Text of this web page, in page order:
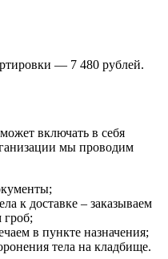
— 7 480 рублей.
включать в себя
мы проводим
к доставке – заказываем
гроб;
в пункте назначения;
тела на кладбище.